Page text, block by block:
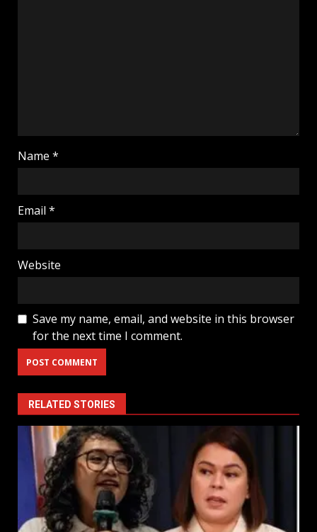
Name *
Email *
Website
Save my name, email, and website in this browser
for the next time I comment.
RELATED STORIES